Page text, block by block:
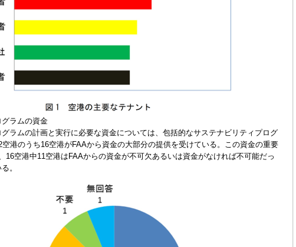
ラムの資金
ラムの計画と実行に必要な資金については、包括的なサステナビリティプログ
港のうち16空港がFAAから資金の大部分の提供を受けている。この資金の重要
16空港中11空港はFAAからの資金が不可欠あるいは資金がなければ不可能だっ
。